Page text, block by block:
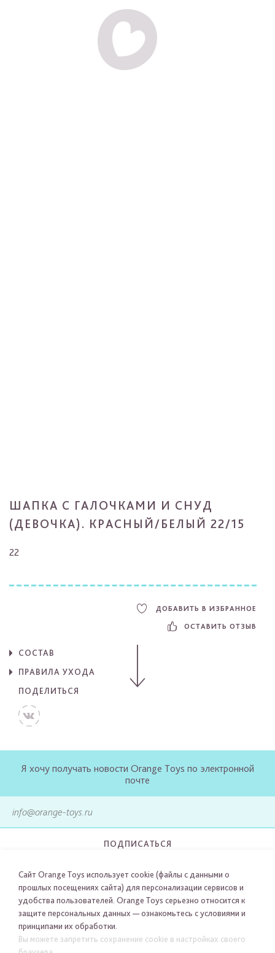
ШАПКА С ГАЛОЧКАМИ И СНУД
(ДЕВОЧКА). КРАСНЫЙ/БЕЛЫЙ 22/15
22
ДОБАВИТЬ В ИЗБРАННОЕ
ОСТАВИТЬ ОТЗЫВ
СОСТАВ
ПРАВИЛА УХОДА
ПОДЕЛИТЬСЯ
Я хочу получать новости Orange Toys по электронной
почте
ПОДПИСАТЬСЯ
Сайт Orange Toys использует cookie (файлы с данными о
прошлых посещениях сайта) для персонализации сервисов и
удобства пользователей. Orange Toys серьезно относится к
защите персональных данных — ознакомьтесь с условиями и
принципами их обработки.
Вы можете запретить сохранение cookie в настройках своего